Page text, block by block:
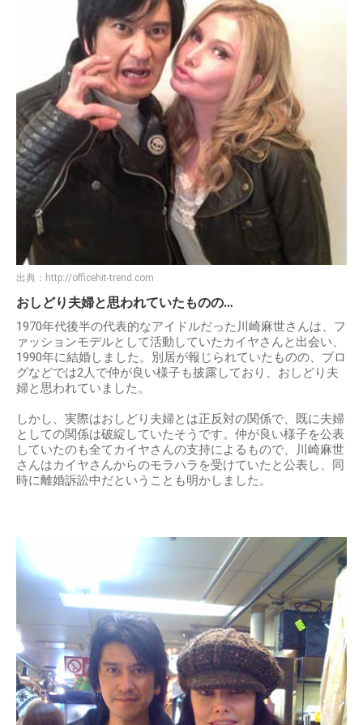
出典： http://officehit-trend.com
おしどり夫婦と思われていたものの…
1970年代後半の代表的なアイドルだった川崎麻世さんは、フ
ァッションモデルとして活動していたカイヤさんと出会い、
1990年に結婚しました。別居が報じられていたものの、ブロ
グなどでは2人で仲が良い様子も披露しており、おしどり夫
婦と思われていました。
しかし、実際はおしどり夫婦とは正反対の関係で、既に夫婦
としての関係は破綻していたそうです。仲が良い様子を公表
していたのも全てカイヤさんの支持によるもので、川崎麻世
さんはカイヤさんからのモラハラを受けていたと公表し、同
時に離婚訴訟中だということも明かしました。